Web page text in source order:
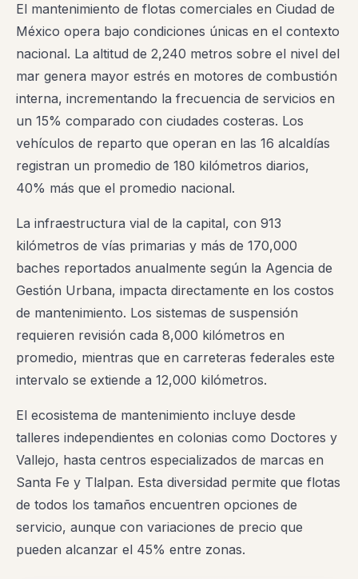
El mantenimiento de flotas comerciales en Ciudad de
México opera bajo condiciones únicas en el contexto
nacional. La altitud de 2,240 metros sobre el nivel del
mar genera mayor estrés en motores de combustión
interna, incrementando la frecuencia de servicios en
un 15% comparado con ciudades costeras. Los
vehículos de reparto que operan en las 16 alcaldías
registran un promedio de 180 kilómetros diarios,
40% más que el promedio nacional.
La infraestructura vial de la capital, con 913
kilómetros de vías primarias y más de 170,000
baches reportados anualmente según la Agencia de
Gestión Urbana, impacta directamente en los costos
de mantenimiento. Los sistemas de suspensión
requieren revisión cada 8,000 kilómetros en
promedio, mientras que en carreteras federales este
intervalo se extiende a 12,000 kilómetros.
El ecosistema de mantenimiento incluye desde
talleres independientes en colonias como Doctores y
Vallejo, hasta centros especializados de marcas en
Santa Fe y Tlalpan. Esta diversidad permite que flotas
de todos los tamaños encuentren opciones de
servicio, aunque con variaciones de precio que
pueden alcanzar el 45% entre zonas.